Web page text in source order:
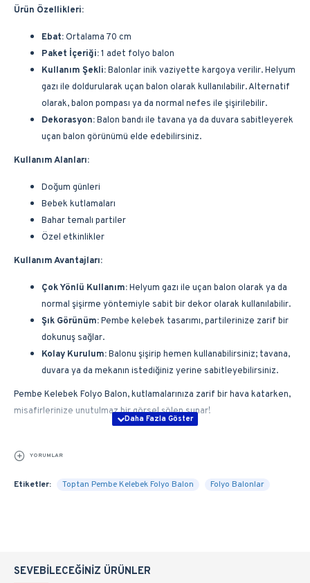
Ürün Özellikleri:
Ebat:Ortalama 70 cm
Paket İçeriği:1 adet folyo balon
Kullanım Şekli:Balonlar inik vaziyette kargoya verilir. Helyum
gazı ile doldurularak uçan balon olarak kullanılabilir. Alternatif
olarak, balon pompası ya da normal nefes ile şişirilebilir.
Dekorasyon:Balon bandı ile tavana ya da duvara sabitleyerek
uçan balon görünümü elde edebilirsiniz.
Kullanım Alanları:
Doğum günleri
Bebek kutlamaları
Bahar temalı partiler
Özel etkinlikler
Kullanım Avantajları:
Çok Yönlü Kullanım:Helyum gazı ile uçan balon olarak ya da
normal şişirme yöntemiyle sabit bir dekor olarak kullanılabilir.
Şık Görünüm:Pembe kelebek tasarımı, partilerinize zarif bir
dokunuş sağlar.
Kolay Kurulum:Balonu şişirip hemen kullanabilirsiniz; tavana,
duvara ya da mekanın istediğiniz yerine sabitleyebilirsiniz.
Pembe Kelebek Folyo Balon, kutlamalarınıza zarif bir hava katarken,
misafirlerinize unutulmaz bir görsel şölen sunar!
YORUMLAR
Etiketler: Toptan Pembe Kelebek Folyo Balon Folyo Balonlar
SEVEBILECEĞINIZ ÜRÜNLER